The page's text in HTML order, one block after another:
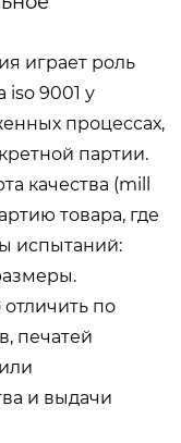
играет роль
iso 9001 у
процессах,
партии.
качества (mill
товара, где
испытаний:
по
печатей
и выдачи